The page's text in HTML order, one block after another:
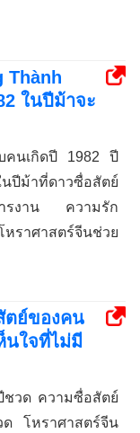
Thành
ในปีม้าจะ
คนเกิดปี 1982 ปี
าที่ดาวซื่อสัตย์
ารงาน ความรัก
าศาสตร์จีนช่วย
ตย์ของคน
นใจที่ไม่มี
ชวด ความซื่อสัตย์
ด โหราศาสตร์จีน